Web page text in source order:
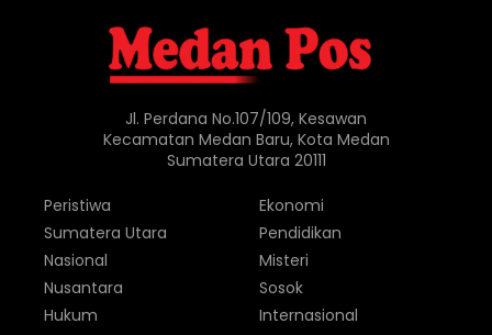
Jl. Perdana No.107/109, Kesawan
Kecamatan Medan Baru, Kota Medan
Sumatera Utara 20111
Peristiwa
Sumatera Utara
Nasional
Nusantara
Hukum
Ekonomi
Pendidikan
Misteri
Sosok
Internasional